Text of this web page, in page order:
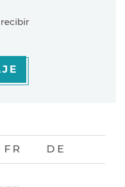
FR DE